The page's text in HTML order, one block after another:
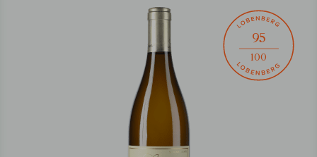
95
100